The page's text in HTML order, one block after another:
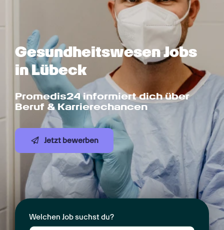
Gesundheits­wesen Jobs
in Lübeck
Promedis24 informiert dich über
Beruf & Karrierechancen
Jetzt bewerben
Welchen Job suchst du?